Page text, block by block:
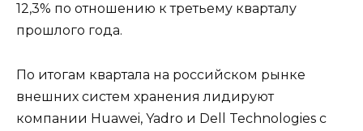
12,3% по отношению к третьему кварталу
прошлого года.
По итогам квартала на российском рынке
внешних систем хранения лидируют
компании Huawei, Yadro и Dell Technologies с